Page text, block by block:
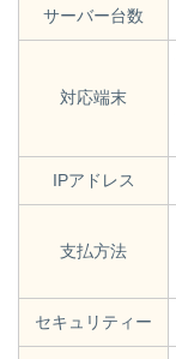
サーバー台数
対応端末
IPアドレス
支払方法
セキュリティー